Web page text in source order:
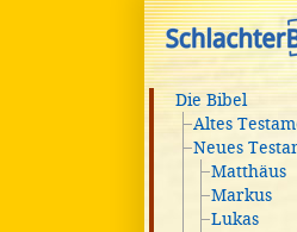
Die Bibel
Altes
Neues
Matthäus
Markus
Lukas